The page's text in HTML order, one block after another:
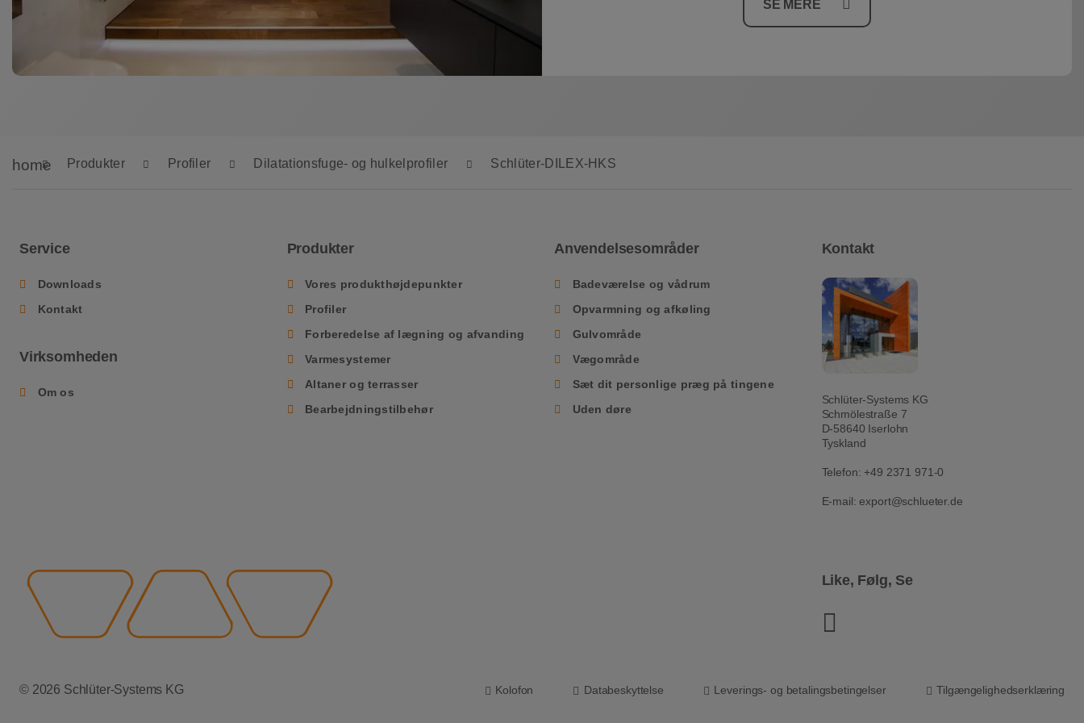
SE MERE
home Produkter Profiler Dilatationsfuge- og hulkelprofiler Schlüter-DILEX-HKS
Service
Downloads
Kontakt
Virksomheden
Om os
Produkter
Vores produkthøjdepunkter
Profiler
Forberedelse af lægning og afvanding
Varmesystemer
Altaner og terrasser
Bearbejdningstilbehør
Anvendelsesområder
Badeværelse og vådrum
Opvarmning og afkøling
Gulvområde
Vægområde
Sæt dit personlige præg på tingene
Uden døre
Kontakt
Schlüter-Systems KG
Schmölestraße 7
D-58640 Iserlohn
Tyskland
Telefon:+49 2371 971-0
E-mail:export@schlueter.de
Like, Følg, Se
© 2026 Schlüter-Systems KG Kolofon Databeskyttelse Leverings- og betalingsbetingelser Tilgængelighedserklæring